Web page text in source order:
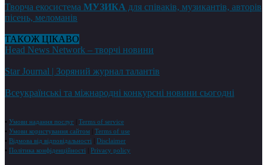
Творча екосистема МУЗИКА для співаків, музикантів, авторів
пісень, меломанів
ТАКОЖ ЦІКАВО
Head News Network – творчі новини
Star Journal | Зоряний журнал талантів
Всеукраїнські та міжнародні конкурсні новини сьогодні
• Умови надання послуг
Terms of service
• Умови користування сайтом
Terms of use
• Відмова від відповідальності
Disclaimer
• Політика конфіденційності Privacy policy